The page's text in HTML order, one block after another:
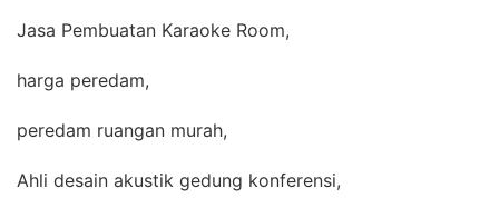
Jasa Pembuatan Karaoke Room,
harga peredam,
peredam ruangan murah,
Ahli desain akustik gedung konferensi,